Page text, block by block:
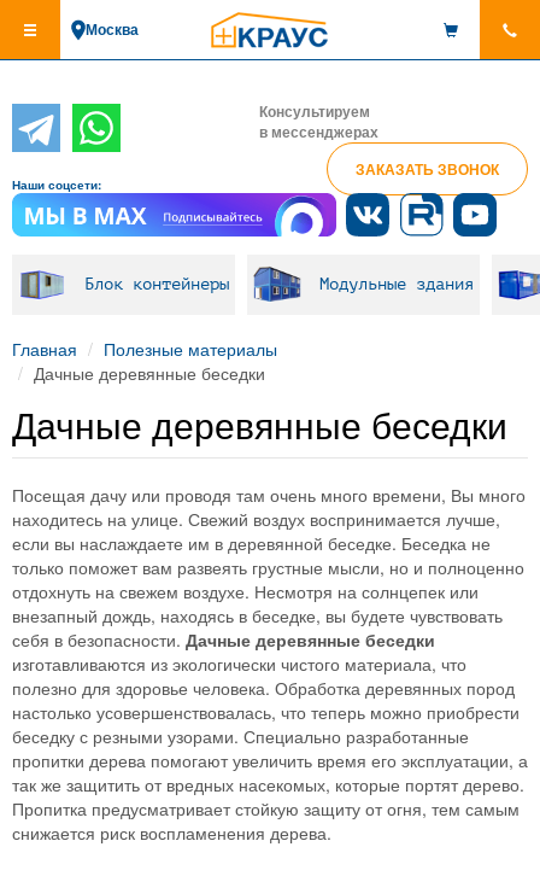
основному
Москва
Консультируем
в мессенджерах
ЗАКАЗАТЬ ЗВОНОК
Наши соцсети:
Блок контейнеры Модульные здания
Главная
Полезные материалы
Дачные деревянные беседки
Дачные деревянные беседки
Посещая дачу или проводя там очень много времени, Вы много
находитесь на улице. Свежий воздух воспринимается лучше,
если вы наслаждаете им в деревянной беседке. Беседка не
только поможет вам развеять грустные мысли, но и полноценно
отдохнуть на свежем воздухе. Несмотря на солнцепек или
внезапный дождь, находясь в беседке, вы будете чувствовать
себя в безопасности. Дачные деревянные беседки
изготавливаются из экологически чистого материала, что
полезно для здоровье человека. Обработка деревянных пород
настолько усовершенствовалась, что теперь можно приобрести
беседку с резными узорами. Специально разработанные
пропитки дерева помогают увеличить время его эксплуатации, а
так же защитить от вредных насекомых, которые портят дерево.
Пропитка предусматривает стойкую защиту от огня, тем самым
снижается риск воспламенения дерева.